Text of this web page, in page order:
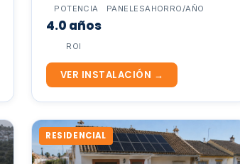
POTENCIA PANELESAHORRO/AÑO
4.0 años
ROI
VER INSTALACIÓN →
RESIDENCIAL